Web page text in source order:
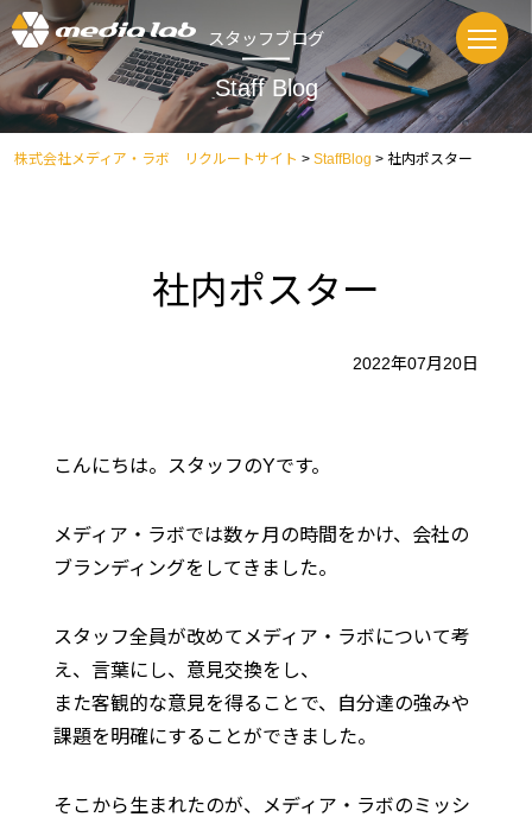
スタッフブログ
Staff Blog
株式会社メディア・ラボ リクルートサイト > StaffBlog > 社内ポスター
社内ポスター
2022年07月20日
こんにちは。スタッフのYです。
メディア・ラボでは数ヶ月の時間をかけ、会社の
ブランディングをしてきました。
スタッフ全員が改めてメディア・ラボについて考
え、言葉にし、意見交換をし、
また客観的な意見を得ることで、自分達の強みや
課題を明確にすることができました。
そこから生まれたのが、メディア・ラボのミッシ